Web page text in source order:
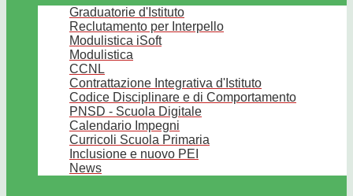
Graduatorie d'Istituto
Reclutamento per Interpello
Modulistica iSoft
Modulistica
CCNL
Contrattazione Integrativa d'Istituto
Codice Disciplinare e di Comportamento
PNSD - Scuola Digitale
Calendario Impegni
Curricoli Scuola Primaria
Inclusione e nuovo PEI
News